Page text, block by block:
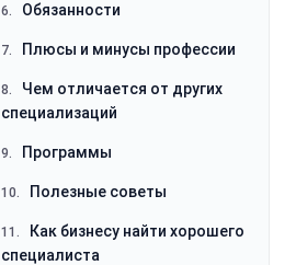
6. Обязанности
7. Плюсы и минусы профессии
8.
специализаций
9. Программы
10. Полезные советы
11.
специалиста